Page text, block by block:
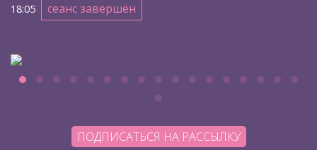
18:05 сеанс завершён
ПОДПИСАТЬСЯ НА РАССЫЛКУ